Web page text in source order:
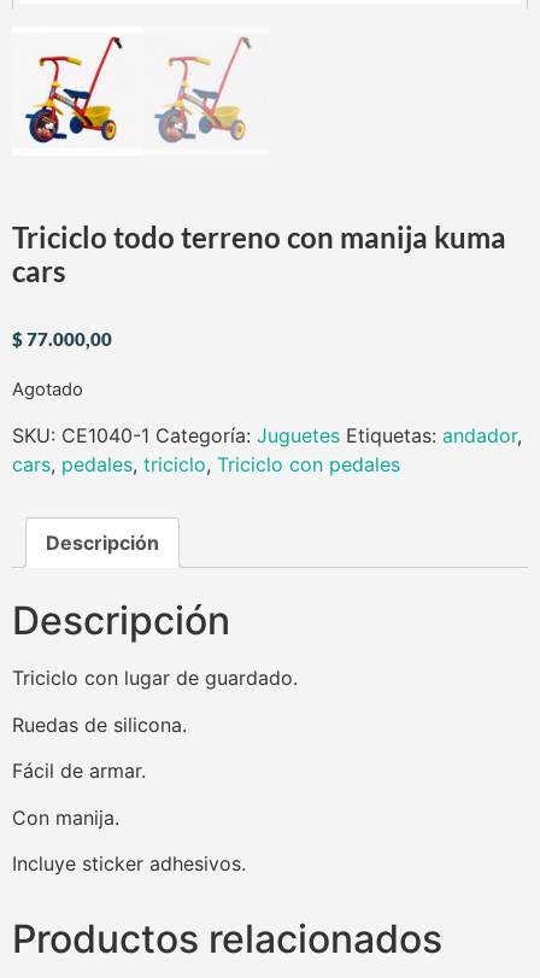
Triciclo todo terreno con manija kuma
cars
$77.000,00
Agotado
SKU: CE1040-1 Categoría: Juguetes Etiquetas: andador,
cars, pedales, triciclo, Triciclo con pedales
Descripción
Descripción
Triciclo con lugar de guardado.
Ruedas de silicona.
Fácil de armar.
Con manija.
Incluye sticker adhesivos.
Productos relacionados